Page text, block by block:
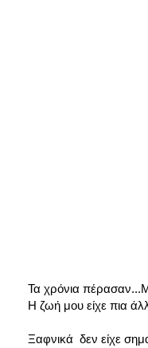
Τα χρόνια
Η ζωή μου είχε πια
Ξαφνικά δεν είχε